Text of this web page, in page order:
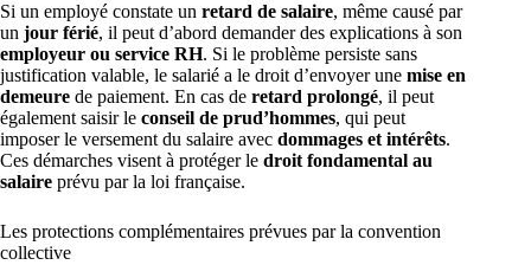
Si un employé constate un retard de salaire, même causé par
un jour férié, il peut d’abord demander des explications à son
employeur ou service RH. Si le problème persiste sans
justification valable, le salarié a le droit d’envoyer une mise en
demeure de paiement. En cas de retard prolongé, il peut
également saisir le conseil de prud’hommes, qui peut
imposer le versement du salaire avec dommages et intérêts.
Ces démarches visent à protéger le droit fondamental au
salaire prévu par la loi française.
Les protections complémentaires prévues par la convention
collective